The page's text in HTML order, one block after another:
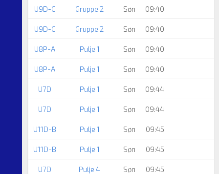
U9D-C Gruppe 2 Søn 09:40
U9D-C Gruppe 2 Søn 09:40
U8P-A Pulje 1 Søn 09:40
U8P-A Pulje 1 Søn 09:40
U7D Pulje 1 Søn 09:44
U7D Pulje 1 Søn 09:44
U11D-B Pulje 1 Søn 09:45
U11D-B Pulje 1 Søn 09:45
U7D Pulje 4 Søn 09:45